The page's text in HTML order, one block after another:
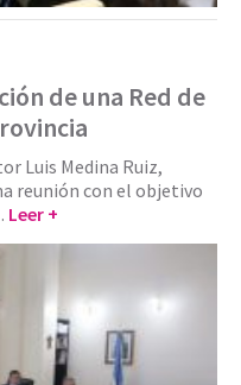
de una Red de
Luis Medina Ruiz,
reunión con el objetivo
Leer +